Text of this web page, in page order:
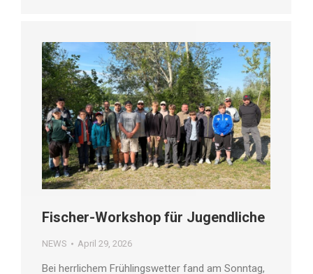
Fischer-Workshop für Jugendliche
NEWS April 29, 2026
Bei herrlichem Frühlingswetter fand am Sonntag,